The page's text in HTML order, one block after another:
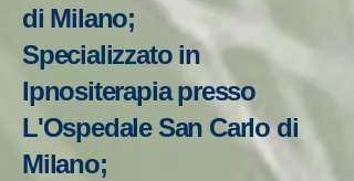
di Milano;
Specializzato in
Ipnositerapia presso
L'Ospedale San Carlo di
Milano;